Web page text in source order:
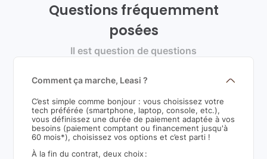
Questions fréquemment
posées
Il est question de questions
Comment ça marche, Leasi ?
C’est simple comme bonjour : vous choisissez votre
tech préférée (smartphone, laptop, console, etc.),
vous définissez une durée de paiement adaptée à vos
besoins (paiement comptant ou financement jusqu'à
60 mois*), choisissez vos options et c’est parti !
À la fin du contrat, deux choix :